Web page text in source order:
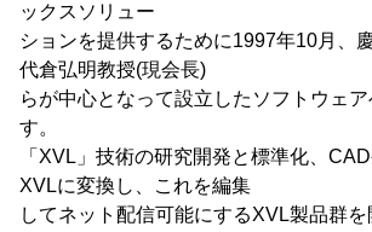
ックスソリュー
ションを提供するために1997年10月、
代倉弘明教授(現会長)
らが中心となって設立したソフトウェ
す。
「XVL」技術の研究開発と標準化、
XVLに変換し、これを編集
してネット配信可能にするXVL製品群を